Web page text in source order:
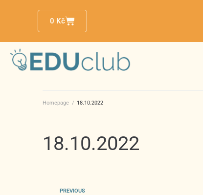
0 Kč
Homepage / 18.10.2022
18.10.2022
PREVIOUS